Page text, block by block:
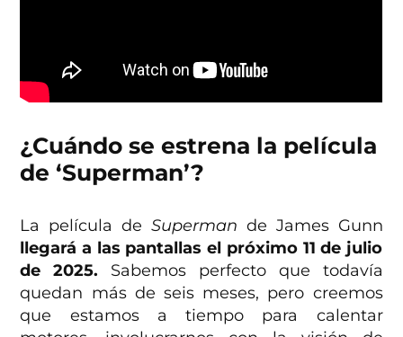
¿Cuándo se estrena la película
de ‘Superman’?
La película de Superman de James Gunn
llegará a las pantallas el próximo 11 de julio
de 2025. Sabemos perfecto que todavía
quedan más de seis meses, pero creemos
que estamos a tiempo para calentar